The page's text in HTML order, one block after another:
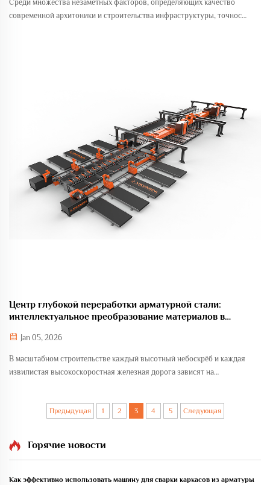
Среди множества незаметных факторов, определяющих качество
современной архитоники и строительства инфраструктуры, точность
Центр глубокой переработки арматурной стали:
интеллектуальное преобразование материалов в
Jan 05, 2026
В масштабном строительстве каждый высотный небоскрёб и каждая
извилистая высокоскоростная железная дорога зависят на
Традиционная строительная арматура зачастую поставляется...
Предыдущая 1 2 3 4 5 Следующая
Горячие новости
Как эффективно использовать машину для сварки каркасов из арматуры